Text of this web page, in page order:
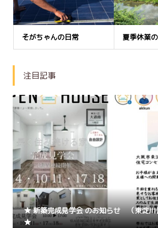
そがちゃんの日常 夏季休業
注目記事
★ 新築完成見学会 のお知らせ （東淀川
★